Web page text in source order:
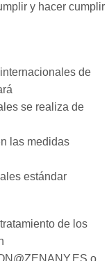
y hacer cumplir
de
se realiza de
las medidas
estándar
de los